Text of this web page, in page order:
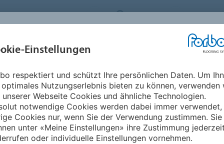
FLOORING SYSTEMS AUSTRIA
EINSATZBEREICHE NACHHALTIGKEIT
Einstellungen
respektiert und schützt Ihre persönlichen Daten. Um
Nutzungserlebnis bieten zu können, verwenden
unserer Webseite Cookies und ähnliche Technologien.
notwendige Cookies werden dabei immer verwendet,
Cookies nur, wenn Sie der Verwendung zustimmen. Sie
unter «Meine Einstellungen» ihre Zustimmung
oder individuelle Einstellungen vornehmen.